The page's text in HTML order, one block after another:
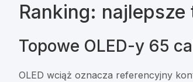
Ranking:
Topowe OLED-y 65
OLED wciąż oznacza referencyjny